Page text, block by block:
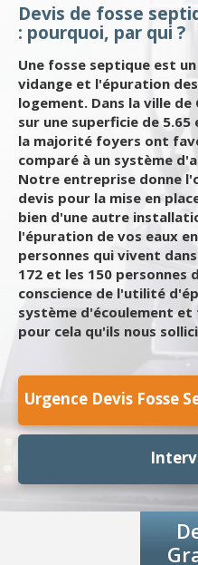
Devis de fosse
: pourquoi, par qui ?
Une fosse septique est
vidange et l'épuration
logement. Dans la ville
sur une superficie de
la majorité foyers ont
comparé à un système
Notre entreprise donne
devis pour la mise en
bien d'une autre
l'épuration de vos eaux
personnes qui vivent
172 et les 150 personnes
conscience de l'utilité
système d'écoulement et
pour cela qu'ils nous
Urgence Devis Fosse